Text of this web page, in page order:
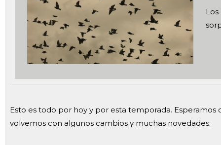
Esto es todo por hoy y por esta temporada. Esperamos
volvemos con algunos cambios y muchas novedades.